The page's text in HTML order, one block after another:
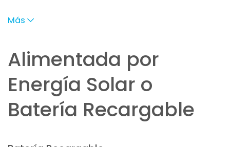
Más
Alimentada por
Energía Solar o
Batería Recargable